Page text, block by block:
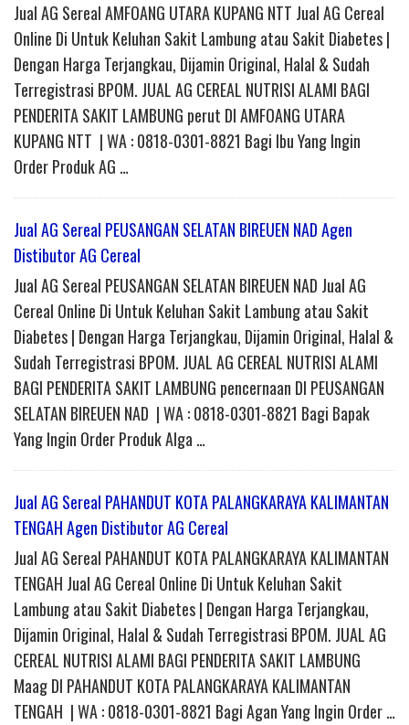
Jual AG Sereal AMFOANG UTARA KUPANG NTT Jual AG Cereal
Online Di Untuk Keluhan Sakit Lambung atau Sakit Diabetes |
Dengan Harga Terjangkau, Dijamin Original, Halal & Sudah
Terregistrasi BPOM. JUAL AG CEREAL NUTRISI ALAMI BAGI
PENDERITA SAKIT LAMBUNG perut DI AMFOANG UTARA
KUPANG NTT | WA : 0818-0301-8821 Bagi Ibu Yang Ingin
Order Produk AG …
Jual AG Sereal PEUSANGAN SELATAN BIREUEN NAD Agen
Distibutor AG Cereal
Jual AG Sereal PEUSANGAN SELATAN BIREUEN NAD Jual AG
Cereal Online Di Untuk Keluhan Sakit Lambung atau Sakit
Diabetes | Dengan Harga Terjangkau, Dijamin Original, Halal &
Sudah Terregistrasi BPOM. JUAL AG CEREAL NUTRISI ALAMI
BAGI PENDERITA SAKIT LAMBUNG pencernaan DI PEUSANGAN
SELATAN BIREUEN NAD | WA : 0818-0301-8821 Bagi Bapak
Yang Ingin Order Produk Alga …
Jual AG Sereal PAHANDUT KOTA PALANGKARAYA KALIMANTAN
TENGAH Agen Distibutor AG Cereal
Jual AG Sereal PAHANDUT KOTA PALANGKARAYA KALIMANTAN
TENGAH Jual AG Cereal Online Di Untuk Keluhan Sakit
Lambung atau Sakit Diabetes | Dengan Harga Terjangkau,
Dijamin Original, Halal & Sudah Terregistrasi BPOM. JUAL AG
CEREAL NUTRISI ALAMI BAGI PENDERITA SAKIT LAMBUNG
Maag DI PAHANDUT KOTA PALANGKARAYA KALIMANTAN
TENGAH | WA : 0818-0301-8821 Bagi Agan Yang Ingin Order …